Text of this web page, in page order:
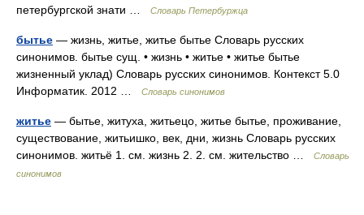
петербургской знати …
Словарь Петербуржца
бытье — жизнь, житье, житье бытье Словарь русских
синонимов. бытье сущ. • жизнь • житье • житье бытье
жизненный уклад) Словарь русских синонимов. Контекст 5.0
Информатик. 2012 …
Словарь синонимов
житье — бытье, житуха, житьецо, житье бытье, проживание,
существование, житьишко, век, дни, жизнь Словарь русских
синонимов. житьё 1. см. жизнь 2. 2. см. жительство …
Словарь
синонимов